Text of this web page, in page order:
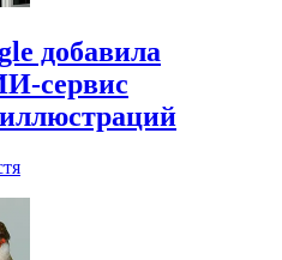
добавила
сервис